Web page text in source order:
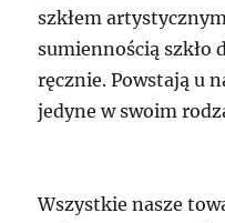
szkłem
sumiennością szkło
ręcznie. Powstają u
jedyne w swoim
Wszystkie nasze